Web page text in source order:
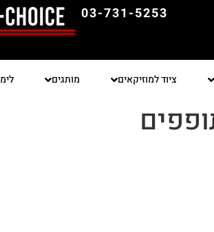
03-731-5253
ציוד למוזיקאים מותגים